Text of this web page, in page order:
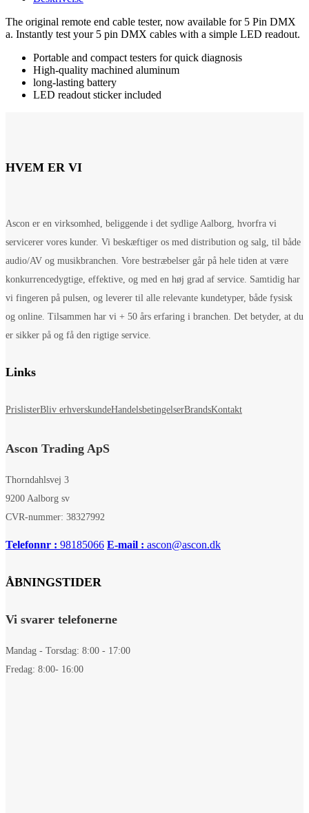
The original remote end cable tester, now available for 5 Pin DMX
a. Instantly test your 5 pin DMX cables with a simple LED readout.
Portable and compact testers for quick diagnosis
High-quality machined aluminum
long-lasting battery
LED readout sticker included
HVEM ER VI
Ascon er en virksomhed, beliggende i det sydlige Aalborg, hvorfra vi
servicerer vores kunder. Vi beskæftiger os med distribution og salg, til både
audio/AV og musikbranchen. Vore bestræbelser går på hele tiden at være
konkurrencedygtige, effektive, og med en høj grad af service. Samtidig har
vi fingeren på pulsen, og leverer til alle relevante kundetyper, både fysisk
og online. Tilsammen har vi + 50 års erfaring i branchen. Det betyder, at du
er sikker på og få den rigtige service.
Links
PrislisterBliv erhverskundeHandelsbetingelserBrandsKontakt
Ascon Trading ApS
Thorndahlsvej 3
9200 Aalborg sv
CVR-nummer: 38327992
Telefonnr : 98185066 E-mail : ascon@ascon.dk
ÅBNINGSTIDER
Vi svarer telefonerne
Mandag - Torsdag: 8:00 - 17:00
Fredag: 8:00- 16:00